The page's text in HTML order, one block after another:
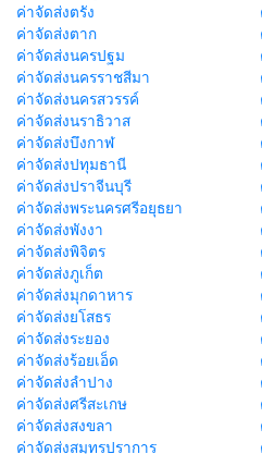
ค่าจัดส่งตรัง
ค่าจัดส่งตาก
ค่าจัดส่งนครปฐม
ค่าจัดส่งนครราชสีมา
ค่าจัดส่งนครสวรรค์
ค่าจัดส่งนราธิวาส
ค่าจัดส่งบึงกาฬ
ค่าจัดส่งปทุมธานี
ค่าจัดส่งปราจีนบุรี
ค่าจัดส่งพระนครศรีอยุธยา
ค่าจัดส่งพังงา
ค่าจัดส่งพิจิตร
ค่าจัดส่งภูเก็ต
ค่าจัดส่งมุกดาหาร
ค่าจัดส่งยโสธร
ค่าจัดส่งระยอง
ค่าจัดส่งร้อยเอ็ด
ค่าจัดส่งลำปาง
ค่าจัดส่งศรีสะเกษ
ค่าจัดส่งสงขลา
ค่าจัดส่งสมุทรปราการ